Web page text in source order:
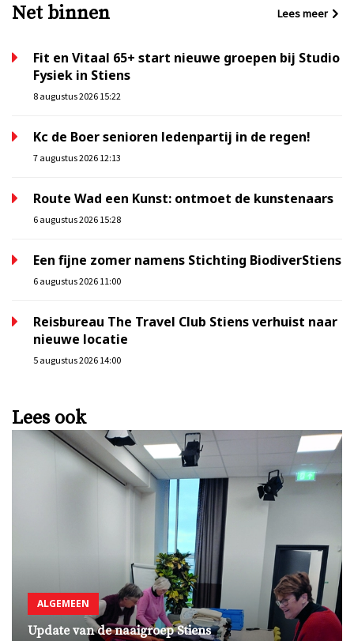
Net binnen Lees meer
Fit en Vitaal 65+ start nieuwe groepen bij Studio
Fysiek in Stiens
8 augustus 2026 15:22
Kc de Boer senioren ledenpartij in de regen!
7 augustus 2026 12:13
Route Wad een Kunst: ontmoet de kunstenaars
6 augustus 2026 15:28
Een fijne zomer namens Stichting BiodiverStiens
6 augustus 2026 11:00
Reisbureau The Travel Club Stiens verhuist naar
nieuwe locatie
5 augustus 2026 14:00
Lees ook
ALGEMEEN
Update van de naaigroep Stiens